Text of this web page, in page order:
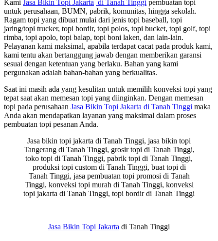
Kami Jasa Bikin Topi Jakarta di Tanah Tinggi pembuatan topi
untuk perusahaan, BUMN, pabrik, komunitas, hingga sekolah.
Ragam topi yang dibuat mulai dari jenis topi baseball, topi
jaring/topi trucker, topi bordir, topi polos, topi bucket, topi golf, topi
rimba, topi apolo, topi balap, topi boni laken, dan lain-lain.
Pelayanan kami maksimal, apabila terdapat cacat pada produk kami,
kami tentu akan bertanggung jawab dengan memberikan garansi
sesuai dengan ketentuan yang berlaku. Bahan yang kami
pergunakan adalah bahan-bahan yang berkualitas.
Saat ini masih ada yang kesulitan untuk memilih konveksi topi yang
tepat saat akan memesan topi yang diinginkan. Dengan memesan
topi pada perusahaan Jasa Bikin Topi Jakarta di Tanah Tinggi maka
Anda akan mendapatkan layanan yang maksimal dalam proses
pembuatan topi pesanan Anda.
Jasa bikin topi jakarta di Tanah Tinggi, jasa bikin topi
Tangerang di Tanah Tinggi, grosir topi di Tanah Tinggi,
toko topi di Tanah Tinggi, pabrik topi di Tanah Tinggi,
produksi topi custom di Tanah Tinggi, buat topi di
Tanah Tinggi, jasa pembuatan topi promosi di Tanah
Tinggi, konveksi topi murah di Tanah Tinggi, konveksi
topi jakarta di Tanah Tinggi, topi bordir di Tanah Tinggi
Jasa Bikin Topi Jakarta di Tanah Tinggi